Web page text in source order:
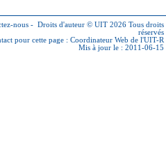
nous - Droits d'auteur © UIT 2026 Tous droits
réservés
pour cette page : Coordinateur Web de l'UIT-R
Mis à jour le : 2011-06-15